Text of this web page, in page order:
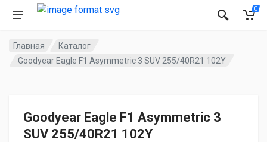
0
Главная
Каталог
Goodyear Eagle F1 Asymmetric 3 SUV 255/40R21 102Y
Goodyear Eagle F1 Asymmetric 3
SUV 255/40R21 102Y